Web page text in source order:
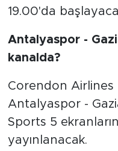
19.00'da
Antalyaspor -
kanalda?
Corendon
Antalyaspor -
Sports 5
yayınlanacak.